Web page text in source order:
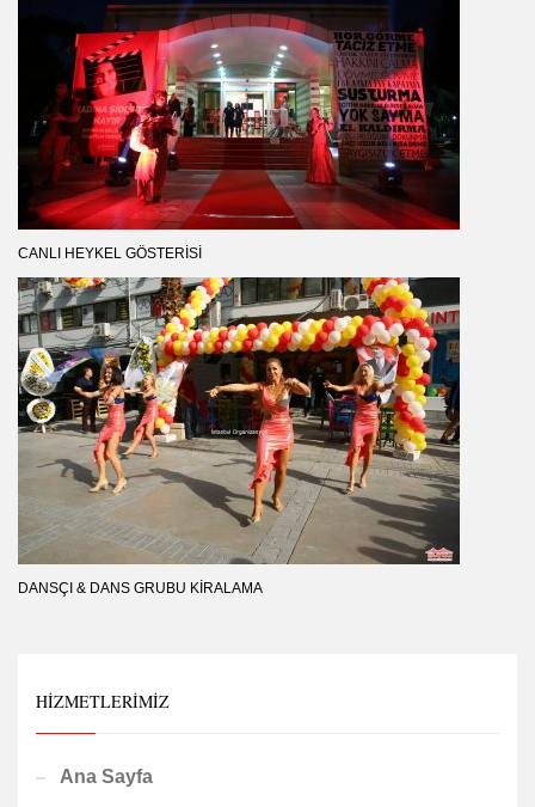
CANLI HEYKEL GÖSTERISI
DANSÇI & DANS GRUBU KIRALAMA
HIZMETLERIMIZ
Ana Sayfa